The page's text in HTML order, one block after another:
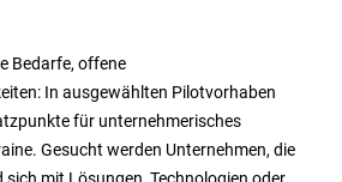
Bedarfe, offene
In ausgewählten Pilotvorhaben
für unternehmerisches
Gesucht werden Unternehmen, die